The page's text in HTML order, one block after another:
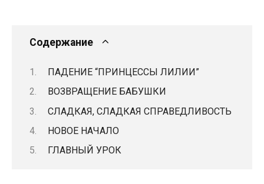
Содержание
ПАДЕНИЕ “ПРИНЦЕССЫ ЛИЛИИ”
ВОЗВРАЩЕНИЕ БАБУШКИ
СЛАДКАЯ, СЛАДКАЯ СПРАВЕДЛИВОСТЬ
НОВОЕ НАЧАЛО
ГЛАВНЫЙ УРОК